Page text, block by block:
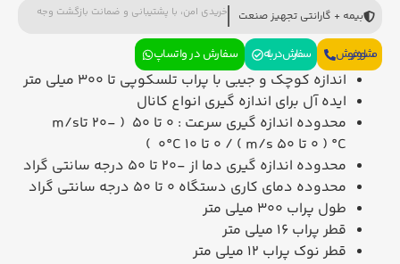
بیمه + گارانتی تجهیز صنعت خریدی امن، با پشتیبانی و ضمانت بازگشت وجه
مشاوره فروش سفارش در بله سفارش در واتساپ
اندازه کوچک و جیبی با پراب تلسکوپی تا 300 میلی متر
ایده آل برای اندازه گیری انواع کانال
محدوده اندازه گیری سرعت : 0 تا 50
m/s( -20 تا
0°C ) / 0 تا 10 m/s ( 0 تا 50 °C
)
محدوده اندازه گیری دما از -20 تا 50 درجه سانتی گراد
محدوده دمای کاری دستگاه 0 تا 50 درجه سانتی گراد
طول پراب 300 میلی متر
قطر پراب 16 میلی متر
قطر نوک پراب 12 میلی متر